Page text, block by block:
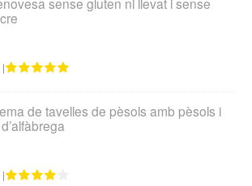
|
de tavelles de pèsols amb pèsols i
|